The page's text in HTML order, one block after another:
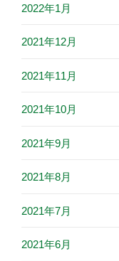
2022年1月
2021年12月
2021年11月
2021年10月
2021年9月
2021年8月
2021年7月
2021年6月